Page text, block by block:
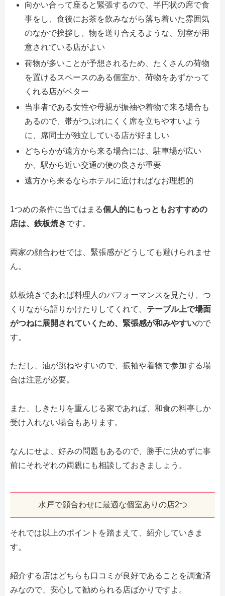
向かい合って座ると緊張するので、半円状の席で食
事をし、食後にお茶を飲みながら落ち着いた雰囲気
のなかで挨拶し、物を送り合えるような、別室が用
意されている店がよい
荷物が多いことが予想されるため、たくさんの荷物
を置けるスペースのある個室か、荷物をあずかって
くれる店がベター
当事者である女性や母親が振袖や着物で来る場合も
あるので、帯がつぶれにくく席を立ちやすいよう
に、席同士が独立している店が好ましい
どちらかが遠方から来る場合には、駐車場が広い
か、駅から近い交通の便の良さが重要
遠方から来るならホテルに近ければなお理想的
1つめの条件に当てはまる個人的にもっともおすすめの
店は、鉄板焼きです。
両家の顔合わせでは、緊張感がどうしても避けられませ
ん。
鉄板焼きであれば料理人のパフォーマンスを見たり、つ
くりながら語りかけたりしてくれて、 テーブル上で場面
がつねに展開されていくため、緊張感が和みやすいので
す。
ただし、油が跳ねやすいので、振袖や着物で参加する場
合は注意が必要。
また、しきたりを重んじる家であれば、和食の料亭しか
受け入れない場合もあります。
なんにせよ、好みの問題もあるので、勝手に決めずに事
前にそれぞれの両親にも相談しておきましょう。
水戸で顔合わせに最適な個室ありの店2つ
それでは以上のポイントを踏まえて、紹介していきま
す。
紹介する店はどちらも口コミが良好であることを調査済
みなので、安心して勧められる店ばかりですよ。